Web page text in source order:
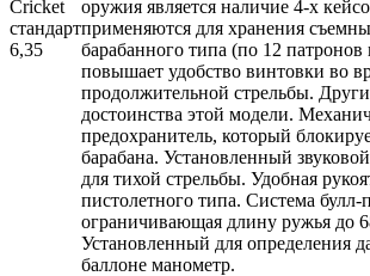
Cricket
стандарт
6,35
оружия является наличие 4-х
применяются для хранения
барабанного типа (по 12 патронов
повышает удобство винтовки во
продолжительной стрельбы.
достоинства этой модели.
предохранитель, который
барабана. Установленный
для тихой стрельбы. Удобная
пистолетного типа. Система булл-
ограничивающая длину ружья до
Установленный для определения
баллоне манометр.